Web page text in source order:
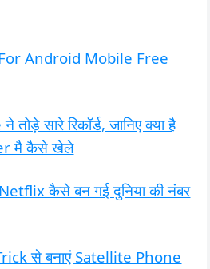
Android Mobile Free
सारे रिकॉर्ड, जानिए क्या है
मै कैसे खेले
Netflix कैसे बन गई दुनिया की नंबर
से बनाएं Satellite Phone